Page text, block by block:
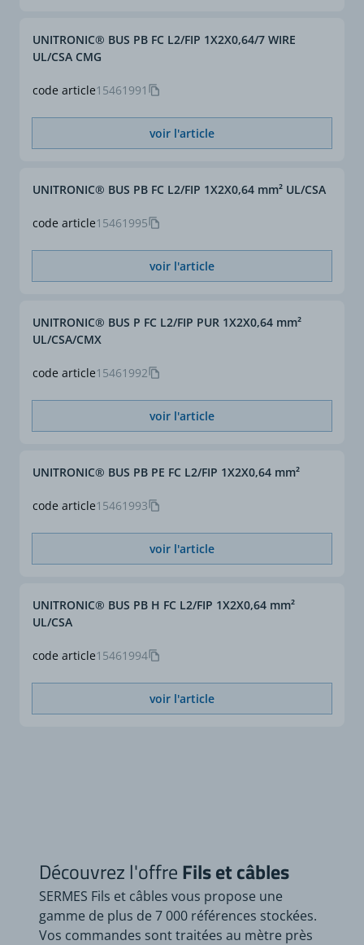
code article15461991
UNITRONIC® BUS PB FC L2/FIP 1X2X0,64/7 WIRE
UL/CSA CMG
voir l'article
code article15461995
UNITRONIC® BUS PB FC L2/FIP 1X2X0,64 mm² UL/CSA
voir l'article
code article15461992
UNITRONIC® BUS P FC L2/FIP PUR 1X2X0,64 mm²
UL/CSA/CMX
voir l'article
code article15461993
UNITRONIC® BUS PB PE FC L2/FIP 1X2X0,64 mm²
voir l'article
code article15461994
UNITRONIC® BUS PB H FC L2/FIP 1X2X0,64 mm²
UL/CSA
voir l'article
Découvrez l'offreFils et câbles
SERMES Fils et câbles vous propose une
gamme de plus de 7 000 références stockées.
Vos commandes sont traitées au mètre près